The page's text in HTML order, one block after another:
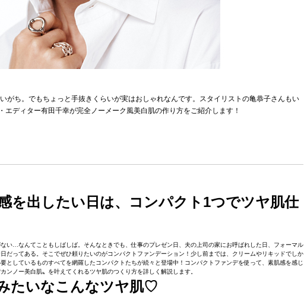
がち。でもちょっと手抜きくらいが実はおしゃれなんです。スタイリストの亀恭子さんもい
ディター有田千幸が完全ノーメーク風美白肌の作り方をご紹介します！
を出したい日は、コンパクト1つでツヤ肌仕
い…なんてこともしばしば。そんなときでも、仕事のプレゼン日、夫の上司の家にお呼ばれした日、フォーマル
だってある。そこでぜひ頼りたいのがコンパクトファンデーション！少し前までは、クリームやリキッドでしか
としているものすべてを網羅したコンパクトたちが続々と登場中！コンパクトファンデを使って、素肌感を感じ
ンノー美白肌〟を叶えてくれるツヤ肌のつくり方を詳しく解説します。
たいなこんなツヤ肌♡